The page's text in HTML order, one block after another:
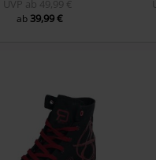
UVP ab 49,99 €
ab39,99 €